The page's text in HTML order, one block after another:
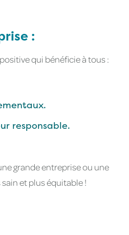
:
qui bénéficie à tous :
responsable.
grande entreprise ou une
et plus équitable !